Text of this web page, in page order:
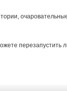
перезапустить